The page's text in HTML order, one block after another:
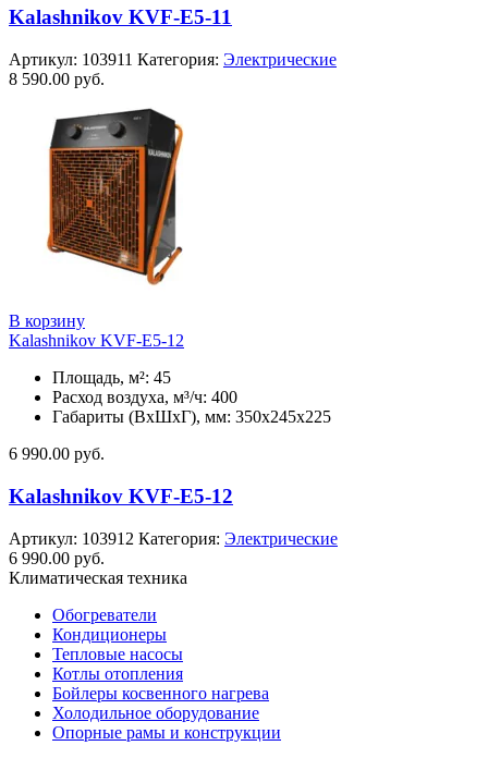
Kalashnikov KVF-E5-11
Артикул: 103911 Категория: Электрические
8 590.00 руб.
В корзину
Kalashnikov KVF-E5-12
Площадь, м²: 45
Расход воздуха, м³/ч: 400
Габариты (ВхШхГ), мм: 350x245x225
6 990.00 руб.
Kalashnikov KVF-E5-12
Артикул: 103912 Категория: Электрические
6 990.00 руб.
Климатическая техника
Обогреватели
Кондиционеры
Тепловые насосы
Котлы отопления
Бойлеры косвенного нагрева
Холодильное оборудование
Опорные рамы и конструкции